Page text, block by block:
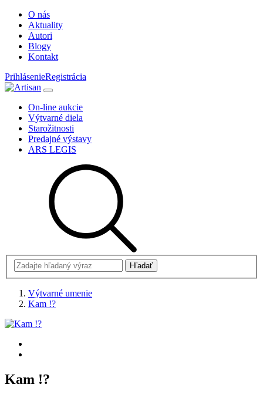
O nás
Aktuality
Autori
Blogy
Kontakt
PrihlásenieRegistrácia
On-line aukcie
Výtvarné diela
Starožitnosti
Predajné výstavy
ARS LEGIS
Výtvarné umenie
Kam !?
Kam !?